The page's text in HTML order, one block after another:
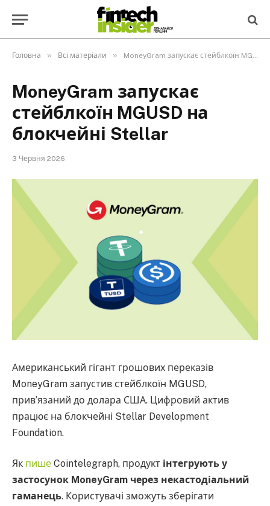
Головна » Всі матеріали » MoneyGram запускає стейблкоїн MGUSD на блокчейні Stellar
MoneyGram запускає
стейблкоїн MGUSD на
блокчейні Stellar
3 Червня 2026
Американський гігант грошових переказів
MoneyGram запустив стейблкоїн MGUSD,
прив’язаний до долара США. Цифровий актив
працює на блокчейні Stellar Development
Foundation.
Як пише Cointelegraph, продукт інтегрують у
застосунок MoneyGram через некастодіальний
гаманець. Користувачі зможуть зберігати